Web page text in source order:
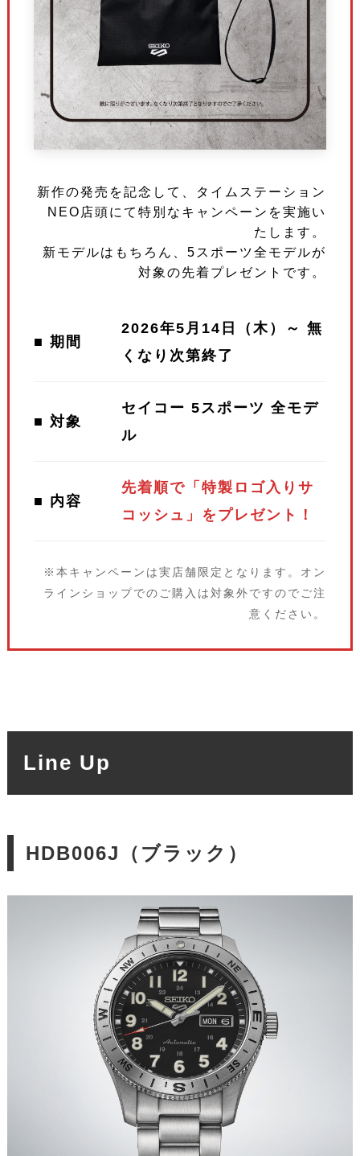
新作の発売を記念して、タイムステーション
NEO店頭にて特別なキャンペーンを実施い
たします。
新モデルはもちろん、5スポーツ全モデルが
対象の先着プレゼントです。
■ 期間
2026年5月14日（木）～ 無
くなり次第終了
■ 対象
セイコー 5スポーツ 全モデ
ル
■ 内容
先着順で「特製ロゴ入りサ
コッシュ」をプレゼント！
※本キャンペーンは実店舗限定となります。オン
ラインショップでのご購入は対象外ですのでご注
意ください。
Line Up
HDB006J（ブラック）